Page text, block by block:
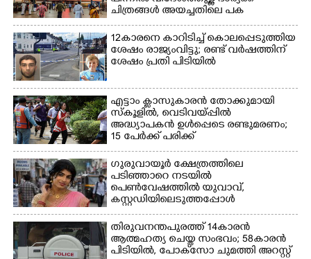
ചിത്രങ്ങൾ അയച്ചതിലെ പക
12കാരനെ കാറിടിച്ച് കൊലപ്പെടുത്തിയ
ശേഷം രാജ്യംവിട്ടു; രണ്ട് വർഷത്തിന്
ശേഷം പ്രതി പിടിയിൽ
എട്ടാം ക്ളാസുകാരൻ തോക്കുമായി
സ്കൂളിൽ, വെടിവയ്പ്പിൽ
അദ്ധ്യാപകൻ ഉൾപ്പെടെ രണ്ടുമരണം;
15 പേർക്ക് പരിക്ക്
ഗുരുവായൂർ ക്ഷേത്രത്തിലെ
പടിഞ്ഞാറെ നടയിൽ
പെൺവേഷത്തിൽ യുവാവ്,​
കസ്റ്റഡിയിലെടുത്തപ്പോൾ
തെളിഞ്ഞത് വൻഗൂഢാലോചന
തിരുവനന്തപുരത്ത് 14കാരൻ
ആത്മഹത്യ ചെയ്ത സംഭവം; 58കാരൻ
പിടിയിൽ, പോക്‌സോ ചുമത്തി അറസ്റ്റ്
Copy Link